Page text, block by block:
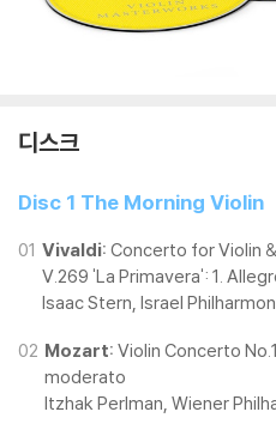
디스크
Disc 1 The Morning Violin
01 Vivaldi: Concerto for Violin
V.269 'La Primavera': 1.
Isaac Stern, Israel
02 Mozart: Violin Concerto
moderato
Itzhak Perlman, Wiener